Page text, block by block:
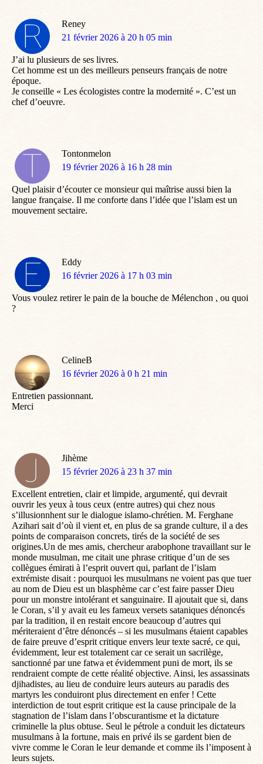
Reney
dit
21 février 2026 à 20 h 05 min
J’ai lu plusieurs de ses livres.
Cet homme est un des meilleurs penseurs français de notre
époque.
Je conseille « Les écologistes contre la modernité ». C’est un
chef d’oeuvre.
Tontonmelon
dit
19 février 2026 à 16 h 28 min
Quel plaisir d’écouter ce monsieur qui maîtrise aussi bien la
langue française. Il me conforte dans l’idée que l’islam est un
mouvement sectaire.
Eddy
dit
16 février 2026 à 17 h 03 min
Vous voulez retirer le pain de la bouche de Mélenchon , ou quoi
?
CelineB
dit
16 février 2026 à 0 h 21 min
Entretien passionnant.
Merci
Jihème
dit
15 février 2026 à 23 h 37 min
Excellent entretien, clair et limpide, argumenté, qui devrait
ouvrir les yeux à tous ceux (entre autres) qui chez nous
s’illusionnhent sur le dialogue islamo-chrétien. M. Ferghane
Azihari sait d’où il vient et, en plus de sa grande culture, il a des
points de comparaison concrets, tirés de la société de ses
origines.Un de mes amis, chercheur arabophone travaillant sur le
monde musulman, me citait une phrase critique d’un de ses
collègues émirati à l’esprit ouvert qui, parlant de l’islam
extrémiste disait : pourquoi les musulmans ne voient pas que tuer
au nom de Dieu est un blasphème car c’est faire passer Dieu
pour un monstre intolérant et sanguinaire. Il ajoutait que si, dans
le Coran, s’il y avait eu les fameux versets sataniques dénoncés
par la tradition, il en restait encore beaucoup d’autres qui
mériteraient d’être dénoncés – si les musulmans étaient capables
de faire preuve d’esprit critique envers leur texte sacré, ce qui,
évidemment, leur est totalement car ce serait un sacrilège,
sanctionné par une fatwa et évidemment puni de mort, ils se
rendraient compte de cette réalité objective. Ainsi, les assassinats
djihadistes, au lieu de conduire leurs auteurs au paradis des
martyrs les conduiront plus directement en enfer ! Cette
interdiction de tout esprit critique est la cause principale de la
stagnation de l’islam dans l’obscurantisme et la dictature
criminelle la plus obtuse. Seul le pétrole a conduit les dictateurs
musulmans à la fortune, mais en privé ils se gardent bien de
vivre comme le Coran le leur demande et comme ils l’imposent à
leurs sujets.